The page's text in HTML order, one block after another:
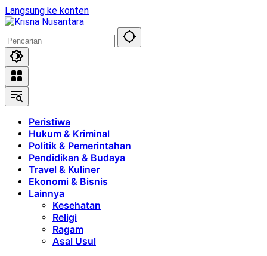
Langsung ke konten
Peristiwa
Hukum & Kriminal
Politik & Pemerintahan
Pendidikan & Budaya
Travel & Kuliner
Ekonomi & Bisnis
Lainnya
Kesehatan
Religi
Ragam
Asal Usul